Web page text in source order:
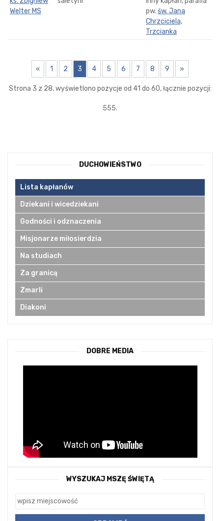
Welter MS
pw. św. Jana
Chrzciciela,
Trzcianka
« 1 2 3 4 5 6 7 8 9 »
Strona 3 z 28, wyświetlono pozycje od 41 do 60, łącznie pozycji:
555.
DUCHOWIEŃSTWO
Lista kapłanów
Dziekani i wicedziekani
Godności i odznaczenia
Misjonarze miłosierdzia
Na studiach
Za granicą
Zmarli
Diakoni
DOBRE MEDIA
WYSZUKAJ MSZĘ ŚWIĘTĄ